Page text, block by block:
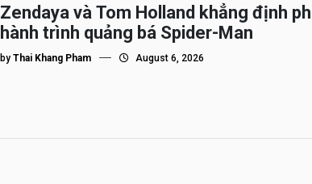
Zendaya và Tom Holland khẳng định
hành trình quảng bá Spider-Man
by Thai Khang Pham August 6, 2026